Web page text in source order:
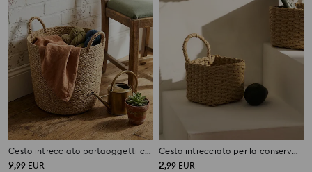
Cesto intrecciato portaoggetti con manici
9,99 EUR
Cesto intrecciato per la conservazione
2,99 EUR